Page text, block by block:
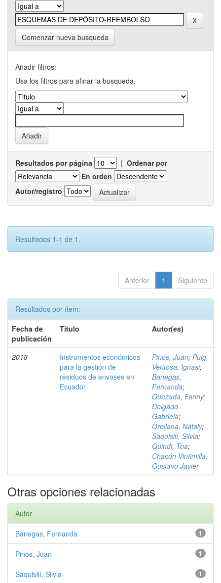
Comenzar nueva busqueda
Añadir filtros:
Usa los filtros para afinar la busqueda.
Resultados por página | Ordenar por
En orden
Autor/registro
Resultados 1-1 de 1.
Anterior 1 Siguiente
Resultados por ítem:
Fecha de
publicación
Título Autor(es)
2018
Instrumentos económicos
para la gestión de
residuos de envases en
Ecuador
Pinos, Juan; Puig
Ventosa, Ignasi;
Banegas,
Fernanda;
Quezada, Fanny;
Delgado,
Gabriela;
Orellana, Nataly;
Saquisilí, Silvia;
Quindi, Toa;
Chacón Vintimilla,
Gustavo Javier
Otras opciones relacionadas
Autor
1
Banegas, Fernanda
1
Pinos, Juan
1
Saquisilí, Silvia